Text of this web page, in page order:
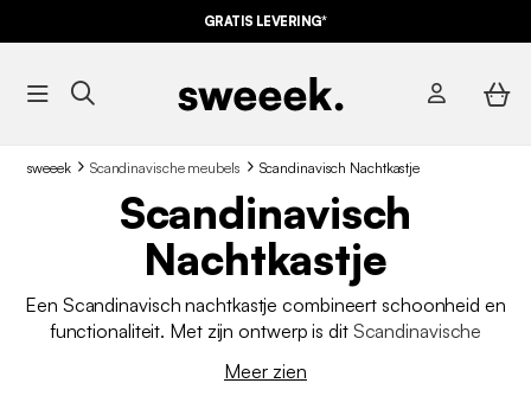
GRATIS LEVERING*
sweeek Scandinavische meubels Scandinavisch Nachtkastje
Scandinavisch
Nachtkastje
Een Scandinavisch nachtkastje combineert schoonheid en
functionaliteit. Met zijn ontwerp is dit Scandinavische
slaapkamer te geven. Deze tafeltjes, die steeds populairder
Meer zien